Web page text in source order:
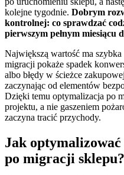
kolejne tygodnie. Dobrym
kontrolnej: co sprawdzać
pierwszym pełnym miesiącu
Największą wartość ma
migracji pokaże spadek
albo błędy w ścieżce
zaczynając od elementów
Dzięki temu optymalizacja po
projektu, a nie gaszeniem
zaczyna tracić przychody.
Jak
po migracji sklepu?